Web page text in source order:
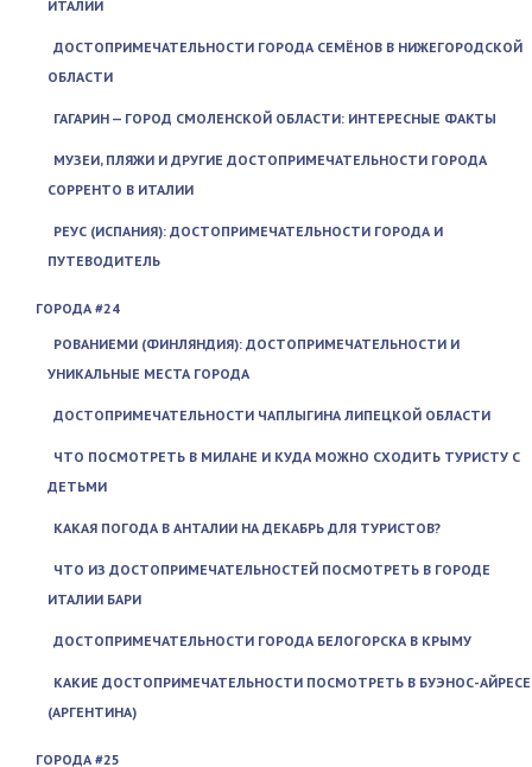
ИТАЛИИ
ДОСТОПРИМЕЧАТЕЛЬНОСТИ ГОРОДА СЕМЁНОВ В НИЖЕГОРОДСКОЙ
ОБЛАСТИ
ГАГАРИН — ГОРОД СМОЛЕНСКОЙ ОБЛАСТИ: ИНТЕРЕСНЫЕ ФАКТЫ
МУЗЕИ, ПЛЯЖИ И ДРУГИЕ ДОСТОПРИМЕЧАТЕЛЬНОСТИ ГОРОДА
СОРРЕНТО В ИТАЛИИ
РЕУС (ИСПАНИЯ): ДОСТОПРИМЕЧАТЕЛЬНОСТИ ГОРОДА И
ПУТЕВОДИТЕЛЬ
ГОРОДА #24
РОВАНИЕМИ (ФИНЛЯНДИЯ): ДОСТОПРИМЕЧАТЕЛЬНОСТИ И
УНИКАЛЬНЫЕ МЕСТА ГОРОДА
ДОСТОПРИМЕЧАТЕЛЬНОСТИ ЧАПЛЫГИНА ЛИПЕЦКОЙ ОБЛАСТИ
ЧТО ПОСМОТРЕТЬ В МИЛАНЕ И КУДА МОЖНО СХОДИТЬ ТУРИСТУ С
ДЕТЬМИ
КАКАЯ ПОГОДА В АНТАЛИИ НА ДЕКАБРЬ ДЛЯ ТУРИСТОВ?
ЧТО ИЗ ДОСТОПРИМЕЧАТЕЛЬНОСТЕЙ ПОСМОТРЕТЬ В ГОРОДЕ
ИТАЛИИ БАРИ
ДОСТОПРИМЕЧАТЕЛЬНОСТИ ГОРОДА БЕЛОГОРСКА В КРЫМУ
КАКИЕ ДОСТОПРИМЕЧАТЕЛЬНОСТИ ПОСМОТРЕТЬ В БУЭНОС-АЙРЕСЕ
(АРГЕНТИНА)
ГОРОДА #25